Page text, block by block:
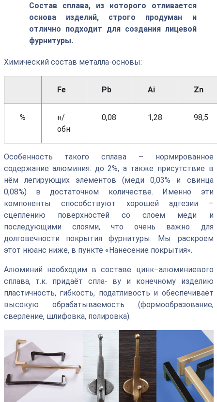
Состав сплава, из которого отливается
основа изделий, строго продуман и
отлично подходит для создания лицевой
фурнитуры.
Химический состав металла-основы:
Fe Pb Ai Zn
%
н/
обн
0,08 1,28 98,5
Особенность такого сплава – нормированное
содержание алюминия: до 2%, а также присутствие в
нём легирующих элементов (меди 0,03% и свинца
0,08%) в достаточном количестве. Именно эти
компоненты способствуют хорошей адгезии –
сцеплению поверхностей со слоем меди и
последующими слоями, что очень важно для
долговечности покрытия фурнитуры. Мы раскроем
этот нюанс ниже, в пункте «Нанесение покрытия».
Алюминий необходим в составе цинк–алюминиевого
сплава, т.к. придаёт спла- ву и конечному изделию
пластичность, гибкость, податливость и обеспечивает
высокую обрабатываемость (формообразование,
сверление, шлифовка, полировка).